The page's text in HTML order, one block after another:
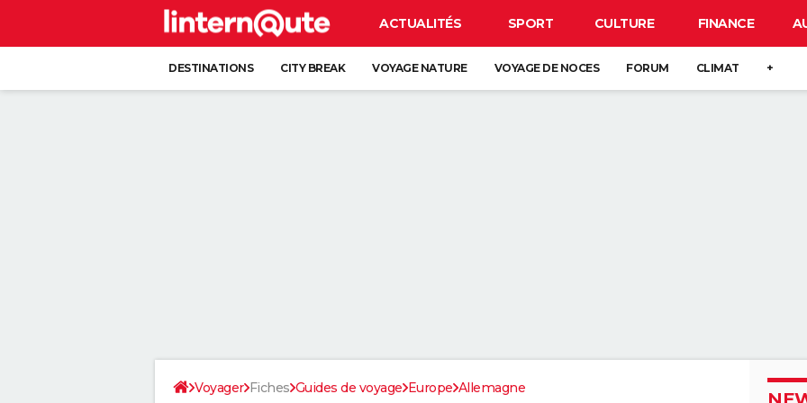
ACTUALITÉS SPORT CULTURE FINANCE
DESTINATIONS CITY BREAK VOYAGE NATURE VOYAGE DE NOCES FORUM CLIMAT +
Voyager Fiches Guides de voyage Europe Allemagne